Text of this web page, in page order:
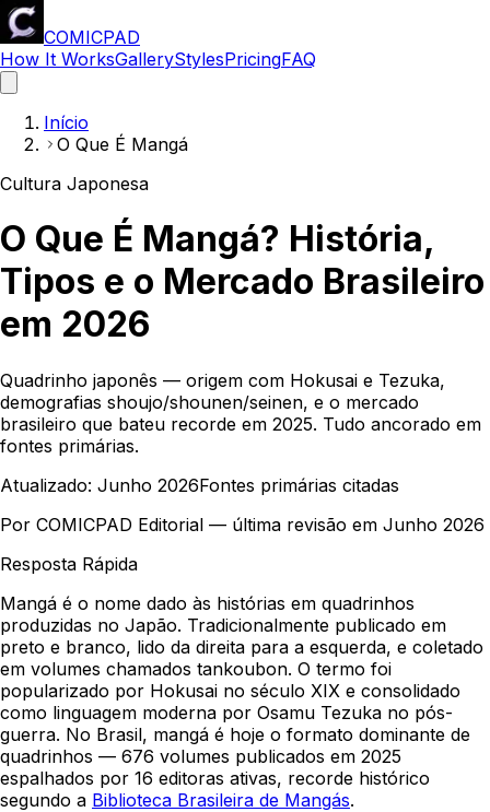
COMICPAD
How It WorksGalleryStylesPricingFAQ
Início
O Que É Mangá
Cultura Japonesa
O Que É Mangá? História,
Tipos e o Mercado Brasileiro
em 2026
Quadrinho japonês — origem com Hokusai e Tezuka,
demografias shoujo/shounen/seinen, e o mercado
brasileiro que bateu recorde em 2025. Tudo ancorado em
fontes primárias.
Atualizado: Junho 2026Fontes primárias citadas
Por COMICPAD Editorial — última revisão em Junho 2026
Resposta Rápida
Mangá é o nome dado às histórias em quadrinhos
produzidas no Japão. Tradicionalmente publicado em
preto e branco, lido da direita para a esquerda, e coletado
em volumes chamados tankoubon. O termo foi
popularizado por Hokusai no século XIX e consolidado
como linguagem moderna por Osamu Tezuka no pós-
guerra. No Brasil, mangá é hoje o formato dominante de
quadrinhos — 676 volumes publicados em 2025
espalhados por 16 editoras ativas, recorde histórico
segundo a Biblioteca Brasileira de Mangás.